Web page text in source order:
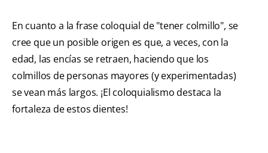
En cuanto a la frase coloquial de "tener colmillo", se
cree que un posible origen es que, a veces, con la
edad, las encías se retraen, haciendo que los
colmillos de personas mayores (y experimentadas)
se vean más largos. ¡El coloquialismo destaca la
fortaleza de estos dientes!